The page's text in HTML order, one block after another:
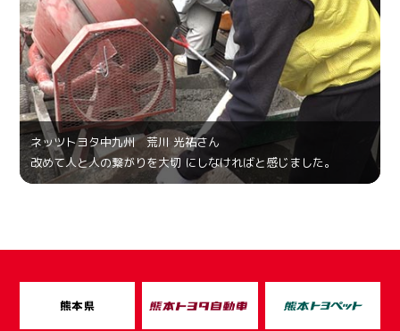
ネッツトヨタ中九州 荒川 光祐さん
改めて人と人の繋がりを大切 にしなければと感じました。